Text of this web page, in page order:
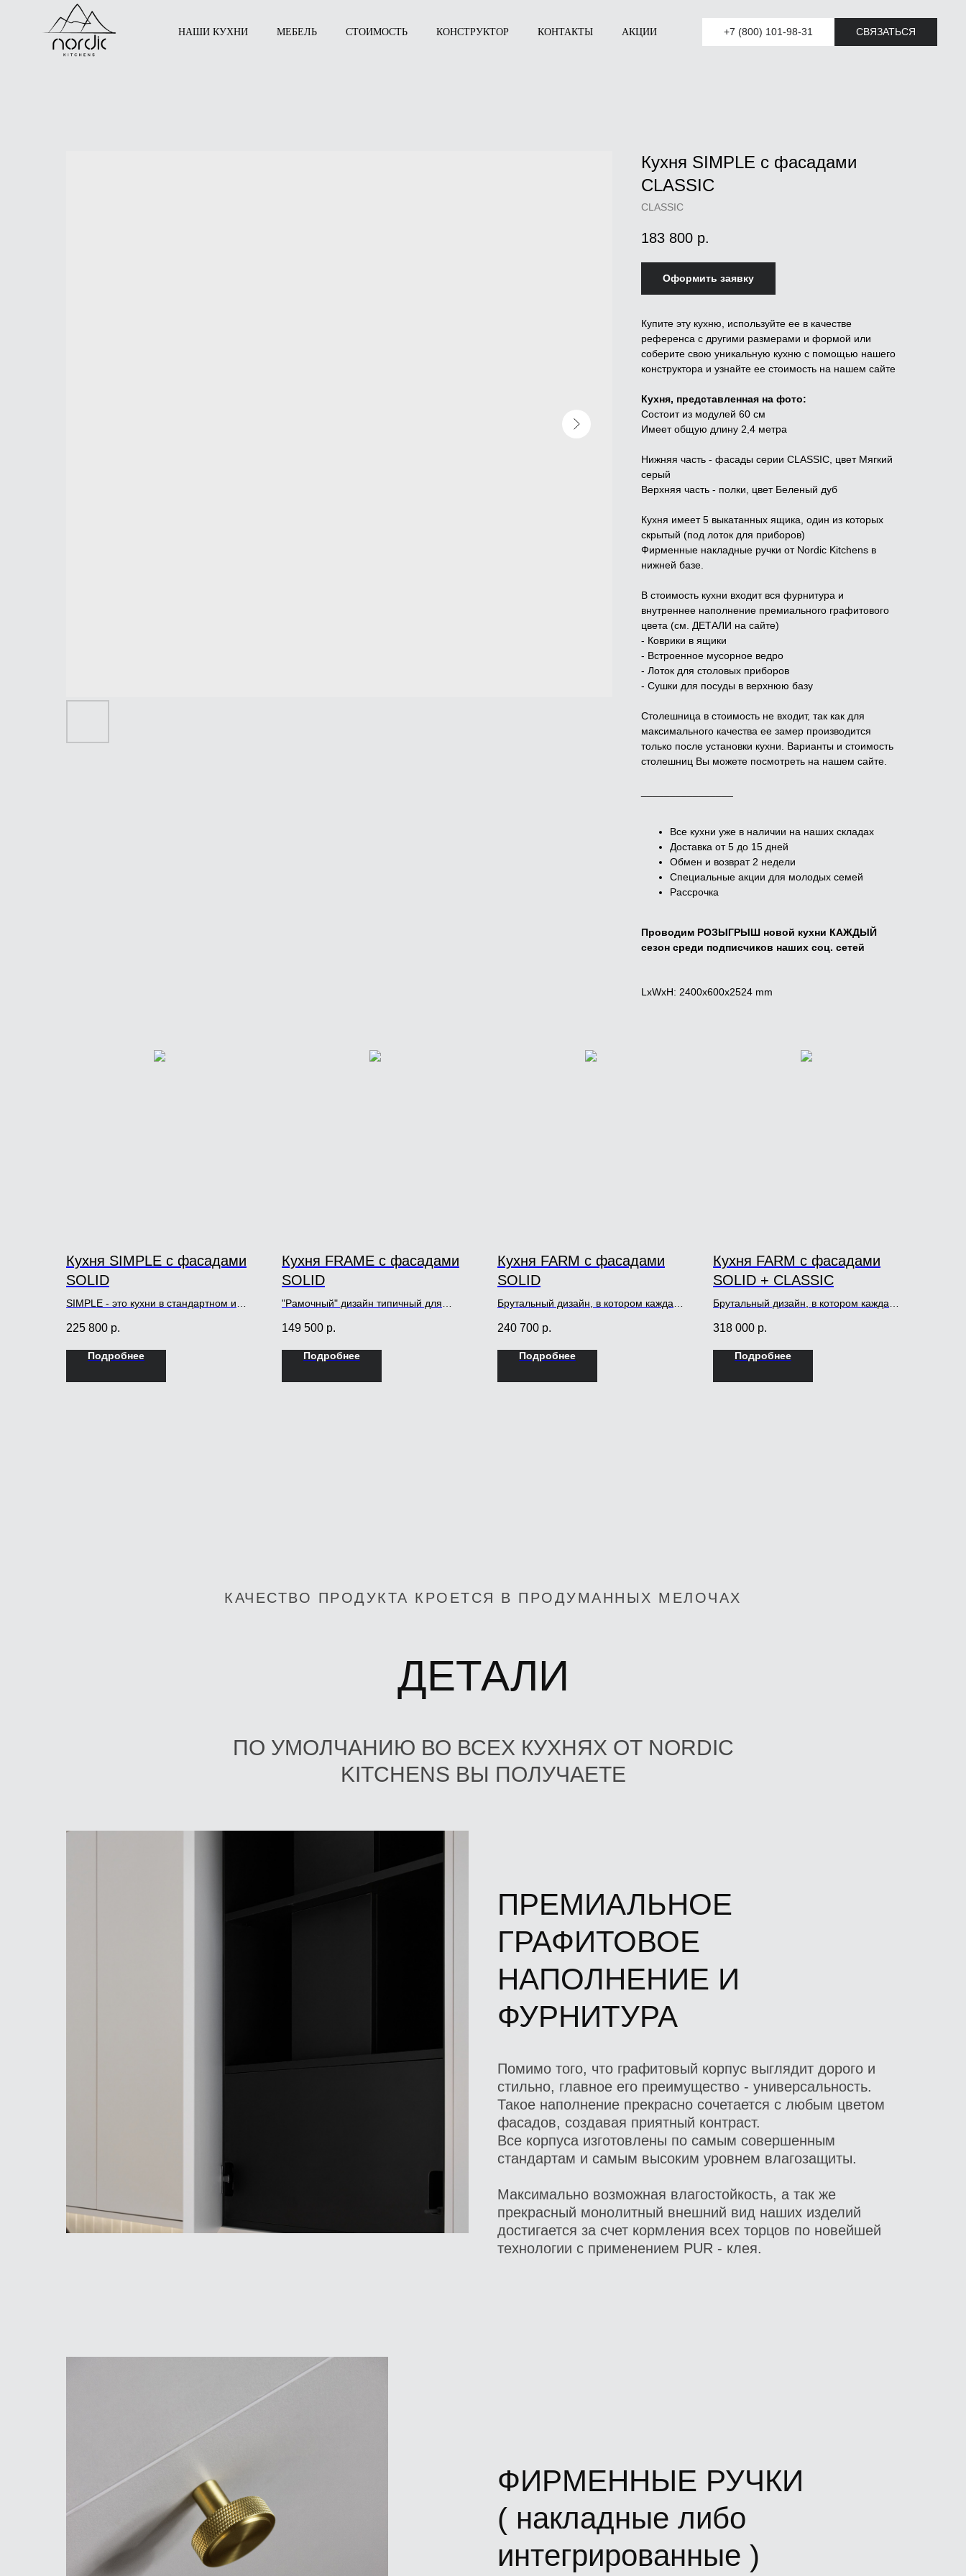
НАШИ КУХНИ МЕБЕЛЬ СТОИМОСТЬ КОНСТРУКТОР КОНТАКТЫ АКЦИИ +7 (800) 101-98-31 СВЯЗАТЬСЯ
Кухня SIMPLE с фасадами
CLASSIC
CLASSIC
183 800 р.
Оформить заявку
Купите эту кухню, используйте ее в качестве
референса с другими размерами и формой или
соберите свою уникальную кухню с помощью нашего
конструктора и узнайте ее стоимость на нашем сайте
Кухня, представленная на фото:
Состоит из модулей 60 см
Имеет общую длину 2,4 метра
Нижняя часть - фасады серии CLASSIC, цвет Мягкий
серый
Верхняя часть - полки, цвет Беленый дуб
Кухня имеет 5 выкатанных ящика, один из которых
скрытый (под лоток для приборов)
Фирменные накладные ручки от Nordic Kitchens в
нижней базе.
В стоимость кухни входит вся фурнитура и
внутреннее наполнение премиального графитового
цвета (см. ДЕТАЛИ на сайте)
- Коврики в ящики
- Встроенное мусорное ведро
- Лоток для столовых приборов
- Сушки для посуды в верхнюю базу
Столешница в стоимость не входит, так как для
максимального качества ее замер производится
только после установки кухни. Варианты и стоимость
столешниц Вы можете посмотреть на нашем сайте.
Все кухни уже в наличии на наших складах
Доставка от 5 до 15 дней
Обмен и возврат 2 недели
Специальные акции для молодых семей
Рассрочка
Проводим РОЗЫГРЫШ новой кухни КАЖДЫЙ
сезон среди подписчиков наших соц. сетей
LxWxH: 2400x600x2524 mm
Кухня SIMPLE с фасадами
SOLID
SIMPLE - это кухни в стандартном и
225 800 р.
Подробнее
Кухня FRAME с фасадами
SOLID
"Рамочный" дизайн типичный для
котором фасады размещены внутри
видимых элементов корпуса.
149 500 р.
Подробнее
Кухня FARM с фасадами
SOLID
Брутальный дизайн, в котором каждая
замыкается массивной боковиной
либо перегородкой
240 700 р.
Подробнее
Кухня FARM с фасадами
SOLID + CLASSIC
Брутальный дизайн, в котором каждая
замыкается массивной боковиной
либо перегородкой
318 000 р.
Подробнее
КАЧЕСТВО ПРОДУКТА КРОЕТСЯ В ПРОДУМАННЫХ МЕЛОЧАХ
ДЕТАЛИ
ПО УМОЛЧАНИЮ ВО ВСЕХ КУХНЯХ ОТ NORDIC
KITCHENS ВЫ ПОЛУЧАЕТЕ
ПРЕМИАЛЬНОЕ
ГРАФИТОВОЕ
НАПОЛНЕНИЕ И
ФУРНИТУРА
Помимо того, что графитовый корпус выглядит дорого и
стильно, главное его преимущество - универсальность.
Такое наполнение прекрасно сочетается с любым цветом
фасадов, создавая приятный контраст.
Все корпуса изготовлены по самым совершенным
стандартам и самым высоким уровнем влагозащиты.
Максимально возможная влагостойкость, а так же
прекрасный монолитный внешний вид наших изделий
достигается за счет кормления всех торцов по новейшей
технологии с применением PUR - клея.
ФИРМЕННЫЕ РУЧКИ
( накладные либо
интегрированные )